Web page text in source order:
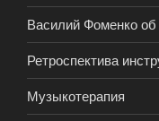
Василий Фоменко об
Ретроспектива
Музыкотерапия